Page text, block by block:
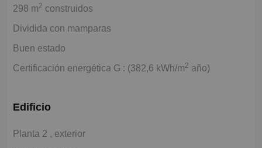
298 m2 construidos
Dividida con mamparas
Buen estado
Certificación energética G : (382,6 kWh/m2 año)
Edificio
Planta 2 , exterior